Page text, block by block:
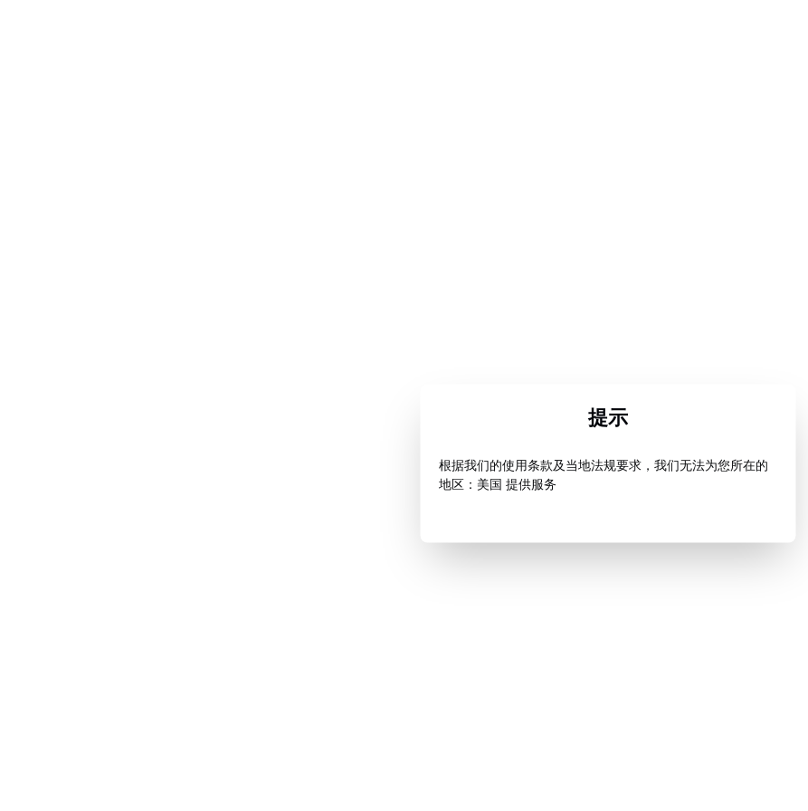
提示
根据我们的使用条款及当地法规要求，我们无法为您所在的
地区：美国 提供服务